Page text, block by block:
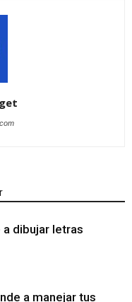
dibujar letras
a manejar tus